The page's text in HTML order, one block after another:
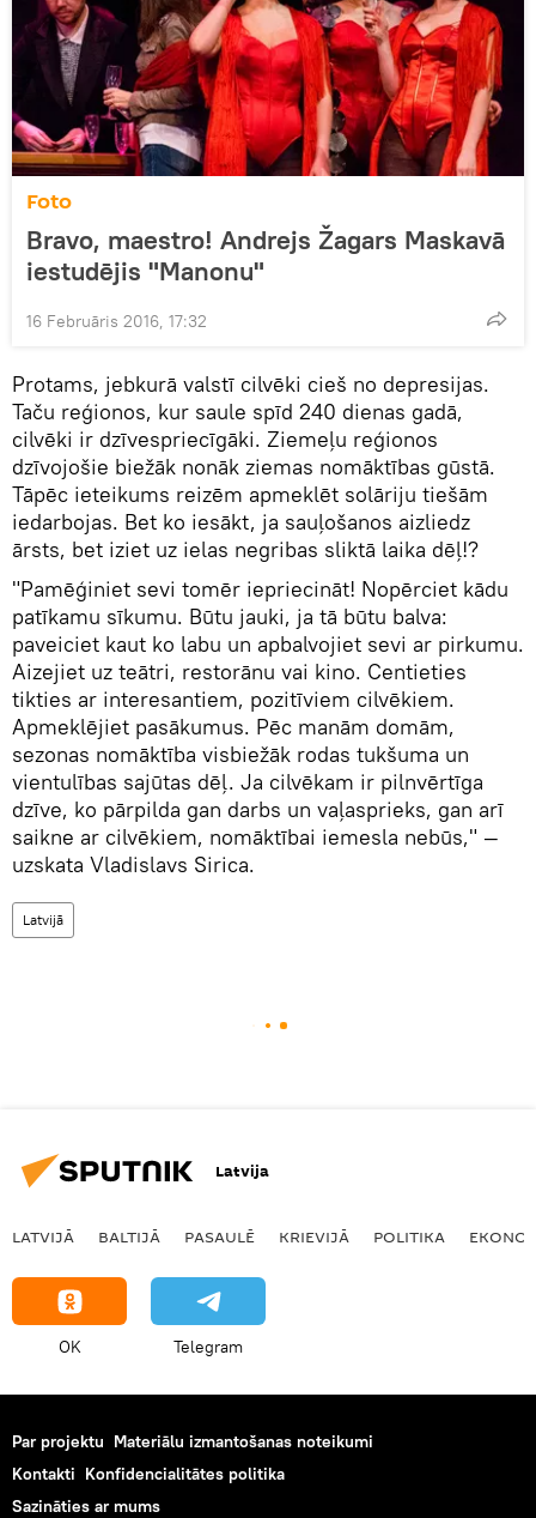
Foto
Bravo, maestro! Andrejs Žagars Maskavā
iestudējis "Manonu"
16 Februāris 2016, 17:32
Protams, jebkurā valstī cilvēki cieš no depresijas.
Taču reģionos, kur saule spīd 240 dienas gadā,
cilvēki ir dzīvespriecīgāki. Ziemeļu reģionos
dzīvojošie biežāk nonāk ziemas nomāktības gūstā.
Tāpēc ieteikums reizēm apmeklēt solāriju tiešām
iedarbojas. Bet ko iesākt, ja sauļošanos aizliedz
ārsts, bet iziet uz ielas negribas sliktā laika dēļ!?
"Pamēģiniet sevi tomēr iepriecināt! Nopērciet kādu
patīkamu sīkumu. Būtu jauki, ja tā būtu balva:
paveiciet kaut ko labu un apbalvojiet sevi ar pirkumu.
Aizejiet uz teātri, restorānu vai kino. Centieties
tikties ar interesantiem, pozitīviem cilvēkiem.
Apmeklējiet pasākumus. Pēc manām domām,
sezonas nomāktība visbiežāk rodas tukšuma un
vientulības sajūtas dēļ. Ja cilvēkam ir pilnvērtīga
dzīve, ko pārpilda gan darbs un vaļasprieks, gan arī
saikne ar cilvēkiem, nomāktībai iemesla nebūs," —
uzskata Vladislavs Sirica.
Latvijā
Latvija
LATVIJĀ BALTIJĀ PASAULĒ KRIEVIJĀ POLITIKA
OK Telegram
Par projektu Materiālu izmantošanas noteikumi
Kontakti Konfidencialitātes politika
Sazināties ar mums